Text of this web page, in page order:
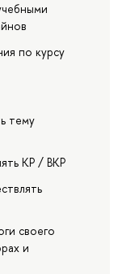
по курсу
тему
КР / ВКР
своего
и